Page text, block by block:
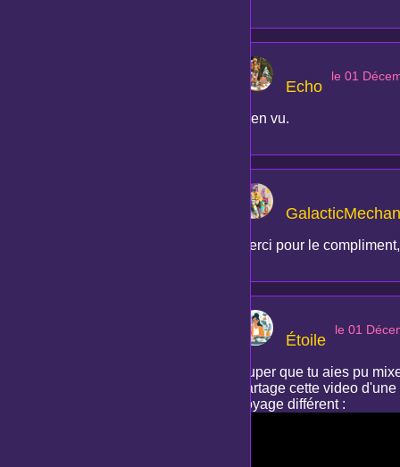
Echo
le 01
Bien vu.
Merci pour le
Étoile
le 01
Super que tu aies pu
partage cette video
voyage différent :